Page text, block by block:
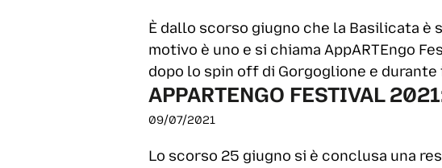
È dallo scorso giugno che la Basilicata
motivo è uno e si chiama AppARTEngo
dopo lo spin off di Gorgoglione e
APPARTENGO FESTIVAL
09/07/2021
Lo scorso 25 giugno si è conclusa una